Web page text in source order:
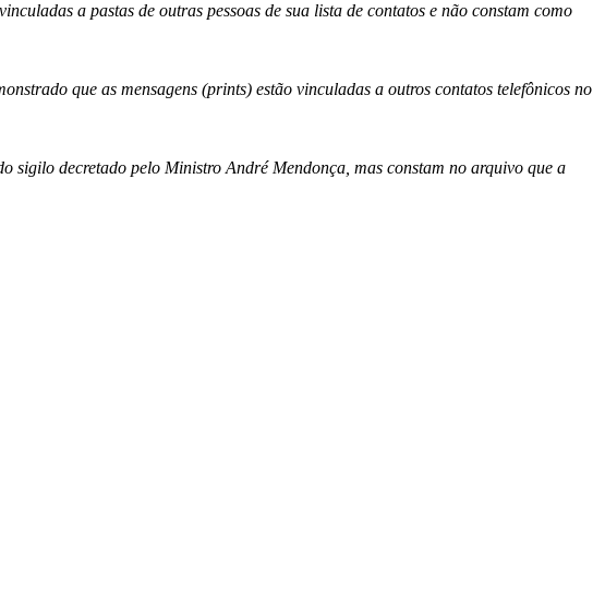
a pastas de outras pessoas de sua lista de contatos e não constam como
que as mensagens (prints) estão vinculadas a outros contatos telefônicos no
sigilo decretado pelo Ministro André Mendonça, mas constam no arquivo que a